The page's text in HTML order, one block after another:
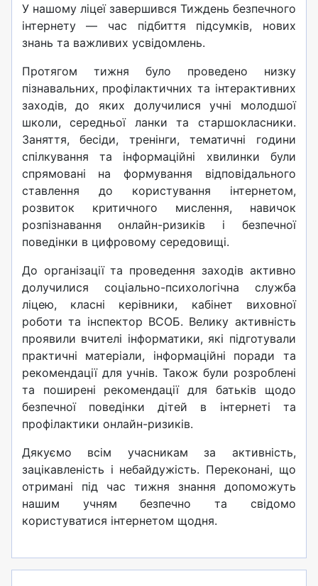
У нашому ліцеї завершився Тиждень безпечного
інтернету — час підбиття підсумків, нових
знань та важливих усвідомлень.
Протягом тижня було проведено низку
пізнавальних, профілактичних та інтерактивних
заходів, до яких долучилися учні молодшої
школи, середньої ланки та старшокласники.
Заняття, бесіди, тренінги, тематичні години
спілкування та інформаційні хвилинки були
спрямовані на формування відповідального
ставлення до користування інтернетом,
розвиток критичного мислення, навичок
розпізнавання онлайн-ризиків і безпечної
поведінки в цифровому середовищі.
До організації та проведення заходів активно
долучилися соціально-психологічна служба
ліцею, класні керівники, кабінет виховної
роботи та інспектор ВСОБ. Велику активність
проявили вчителі інформатики, які підготували
практичні матеріали, інформаційні поради та
рекомендації для учнів. Також були розроблені
та поширені рекомендації для батьків щодо
безпечної поведінки дітей в інтернеті та
профілактики онлайн-ризиків.
Дякуємо всім учасникам за активність,
зацікавленість і небайдужість. Переконані, що
отримані під час тижня знання допоможуть
нашим учням безпечно та свідомо
користуватися інтернетом щодня.